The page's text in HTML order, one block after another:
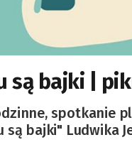
są bajki |
spotkanie
są bajki" Ludwika